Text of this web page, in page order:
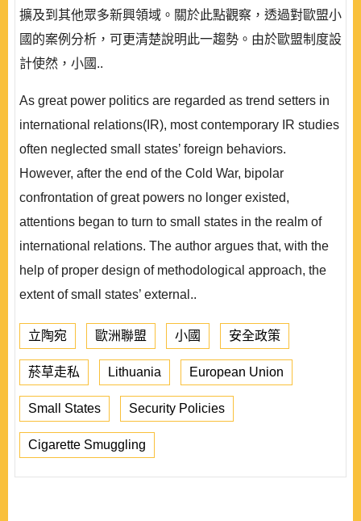
擴及到其他眾多新興領域。關於此點觀察，透過對歐盟小
國的案例分析，可更清楚說明此一趨勢。由於歐盟制度設
計使然，小國..
As great power politics are regarded as trend setters in
international relations(IR), most contemporary IR studies
often neglected small states’ foreign behaviors.
However, after the end of the Cold War, bipolar
confrontation of great powers no longer existed,
attentions began to turn to small states in the realm of
international relations. The author argues that, with the
help of proper design of methodological approach, the
extent of small states’ external..
立陶宛 歐洲聯盟 小國 安全政策
菸草走私 Lithuania European Union
Small States Security Policies
Cigarette Smuggling